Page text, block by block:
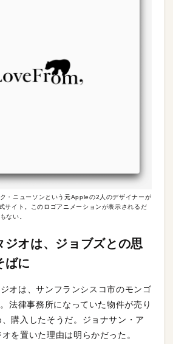
・ニューソンという元Appleの2人のデザイナーが
サイト。このロゴアニメーションが表示されるだ
ない。
ジオは、ジョブズとの思
ばに
オは、サンフランシスコ市のモンゴ
法律事務所になっていた物件が売り
購入したそうだ。ジョナサン・ア
を置いた理由は明らかだった。